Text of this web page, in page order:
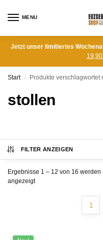
MENU
Jetzt unser limitiertes
Start / Produkte verschlagwortet
stollen
FILTER ANZEIGEN
Ergebnisse 1 – 12 von 16 werden
angezeigt
1